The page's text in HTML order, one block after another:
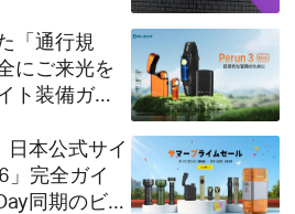
「通行規
にご来光を
ト装備ガイ
日本公式サイ
」完全ガイ
同期のビッ